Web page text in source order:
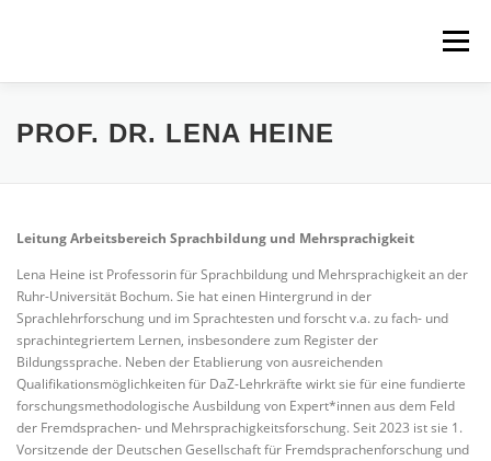
Menü
ÜBER UNS PROJEKTE FÜR STUDIERENDE
PROF. DR. LENA HEINE
Leitung Arbeitsbereich Sprachbildung und Mehrsprachigkeit
Lena Heine ist Professorin für Sprachbildung und Mehrsprachigkeit an der
Ruhr-Universität Bochum. Sie hat einen Hintergrund in der
Sprachlehrforschung und im Sprachtesten und forscht v.a. zu fach- und
sprachintegriertem Lernen, insbesondere zum Register der
Bildungssprache. Neben der Etablierung von ausreichenden
Qualifikationsmöglichkeiten für DaZ-Lehrkräfte wirkt sie für eine fundierte
forschungsmethodologische Ausbildung von Expert*innen aus dem Feld
der Fremdsprachen- und Mehrsprachigkeitsforschung. Seit 2023 ist sie 1.
Vorsitzende der Deutschen Gesellschaft für Fremdsprachenforschung und